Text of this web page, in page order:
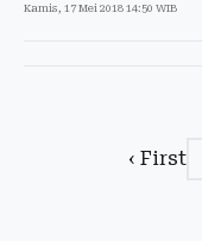
Kamis, 17 Mei 2018 14:50 WIB
‹ First